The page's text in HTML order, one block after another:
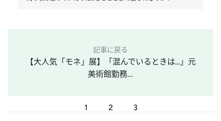
記事に戻る
【大人気「モネ」展】「混んでいるときは…」元
美術館勤務...
1 2 3